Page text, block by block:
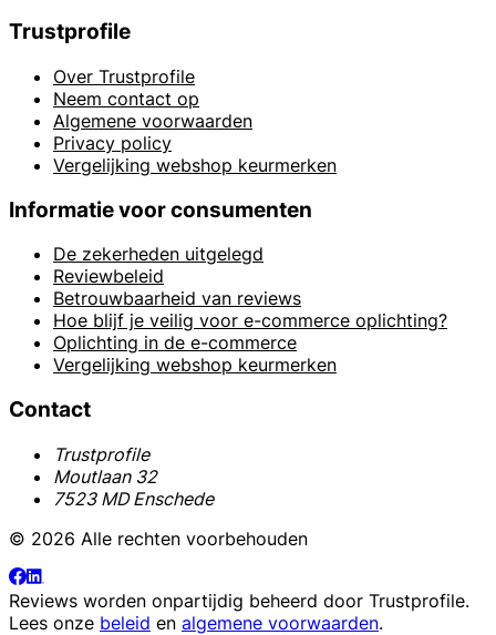
Trustprofile
Over Trustprofile
Neem contact op
Algemene voorwaarden
Privacy policy
Vergelijking webshop keurmerken
Informatie voor consumenten
De zekerheden uitgelegd
Reviewbeleid
Betrouwbaarheid van reviews
Hoe blijf je veilig voor e-commerce oplichting?
Oplichting in de e-commerce
Vergelijking webshop keurmerken
Contact
Trustprofile
Moutlaan 32
7523 MD Enschede
© 2026 Alle rechten voorbehouden
Reviews worden onpartijdig beheerd door Trustprofile.
Lees onze beleid en algemene voorwaarden.